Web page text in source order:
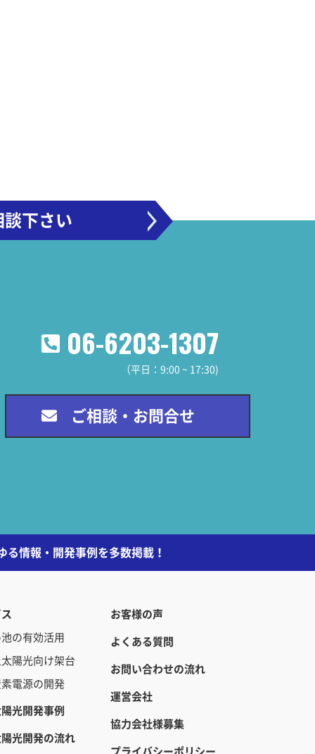
談下さい
06-6203-1307
（平日：9:00 ~ 17:30)
ご相談・お問合せ
情報・開発事例を多数掲載！
の有効活用
陽光向け架台
電源の開発
光開発事例
光開発の流れ
お客様の声
よくある質問
お問い合わせの流れ
運営会社
協力会社様募集
プライバシーポリシー